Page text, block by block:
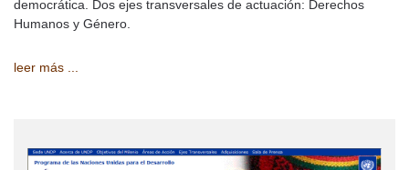
democrática. Dos ejes transversales de actuación: Derechos
Humanos y Género.
leer más ...